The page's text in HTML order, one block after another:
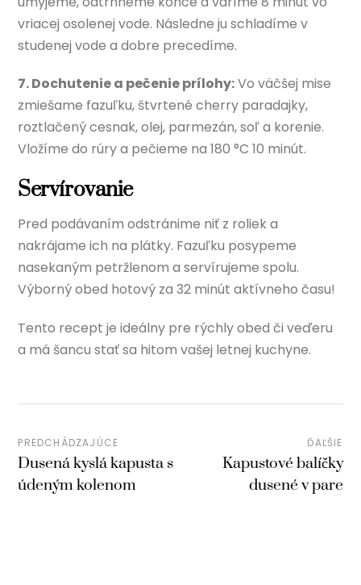
vriacej osolenej vode. Následne ju schladíme v
studenej vode a dobre precedíme.
7. Dochutenie a pečenie prílohy:Vo väčšej mise
zmiešame fazuľku, štvrtené cherry paradajky,
roztlačený cesnak, olej, parmezán, soľ a korenie.
Vložíme do rúry a pečieme na 180 °C 10 minút.
Servírovanie
Pred podávaním odstránime niť z roliek a
nakrájame ich na plátky. Fazuľku posypeme
nasekaným petržlenom a servírujeme spolu.
Výborný obed hotový za 32 minút aktívneho času!
Tento recept je ideálny pre rýchly obed či veďeru
a má šancu stať sa hitom vašej letnej kuchyne.
PREDCHÁDZAJÚCE
Dusená kyslá kapusta s
údeným kolenom
ĎAĽŠIE
Kapustové balíčky
dusené v pare